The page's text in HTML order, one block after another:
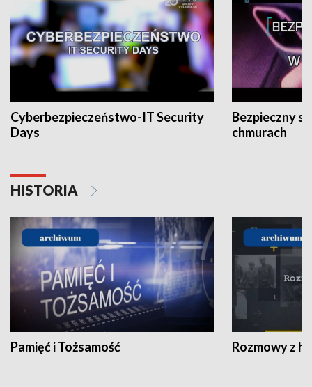
Cyberbezpieczeństwo-IT Security
Days
Bezpieczny
chmurach
HISTORIA
Pamięć i Tożsamość Rozmowy z